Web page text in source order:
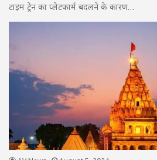
टाइम ट्रेन का प्लेटफार्म बदलने के कारण…